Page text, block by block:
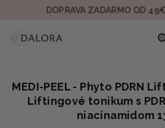
DOPRAVA ZADARMO OD 49€
MEDI-PEEL - Phyto PDRN
Liftingové tonikum s
niacínamidom